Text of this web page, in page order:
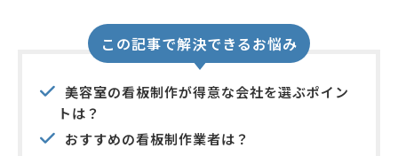
この記事で解決できるお悩み
美容室の看板制作が得意な会社を選ぶポイン
トは？
おすすめの看板制作業者は？